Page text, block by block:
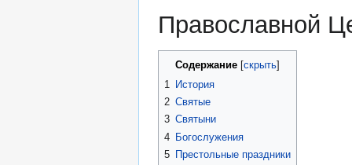
Православной
Содержание
1
История
2 Святые
3 Святыни
4 Богослужения
5 Престольные праздники